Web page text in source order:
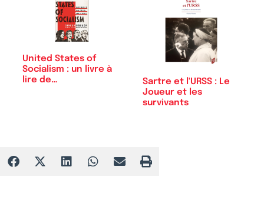
United States of
Socialism : un livre à
lire de…
Sartre et l'URSS : Le
Joueur et les
survivants